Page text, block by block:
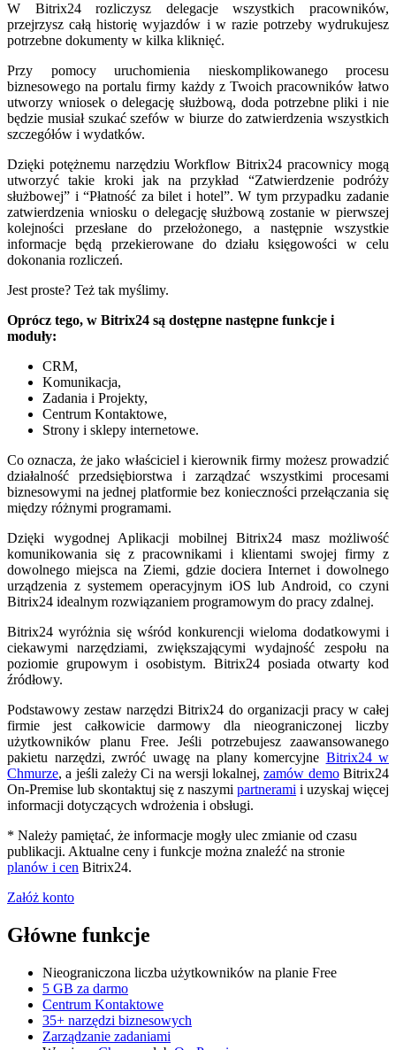
W Bitrix24 rozliczysz delegacje wszystkich pracowników,
przejrzysz całą historię wyjazdów i w razie potrzeby wydrukujesz
potrzebne dokumenty w kilka kliknięć.
Przy pomocy uruchomienia nieskomplikowanego procesu
biznesowego na portalu firmy każdy z Twoich pracowników łatwo
utworzy wniosek o delegację służbową, doda potrzebne pliki i nie
będzie musiał szukać szefów w biurze do zatwierdzenia wszystkich
szczegółów i wydatków.
Dzięki potężnemu narzędziu Workflow Bitrix24 pracownicy mogą
utworzyć takie kroki jak na przykład “Zatwierdzenie podróży
służbowej” i “Płatność za bilet i hotel”. W tym przypadku zadanie
zatwierdzenia wniosku o delegację służbową zostanie w pierwszej
kolejności przesłane do przełożonego, a następnie wszystkie
informacje będą przekierowane do działu księgowości w celu
dokonania rozliczeń.
Jest proste? Też tak myślimy.
Oprócz tego, w Bitrix24 są dostępne następne funkcje i
moduły:
CRM,
Komunikacja,
Zadania i Projekty,
Centrum Kontaktowe,
Strony i sklepy internetowe.
Co oznacza, że jako właściciel i kierownik firmy możesz prowadzić
działalność przedsiębiorstwa i zarządzać wszystkimi procesami
biznesowymi na jednej platformie bez konieczności przełączania się
między różnymi programami.
Dzięki wygodnej Aplikacji mobilnej Bitrix24 masz możliwość
komunikowania się z pracownikami i klientami swojej firmy z
dowolnego miejsca na Ziemi, gdzie dociera Internet i dowolnego
urządzenia z systemem operacyjnym iOS lub Android, co czyni
Bitrix24 idealnym rozwiązaniem programowym do pracy zdalnej.
Bitrix24 wyróżnia się wśród konkurencji wieloma dodatkowymi i
ciekawymi narzędziami, zwiększającymi wydajność zespołu na
poziomie grupowym i osobistym. Bitrix24 posiada otwarty kod
źródłowy.
Podstawowy zestaw narzędzi Bitrix24 do organizacji pracy w całej
firmie jest całkowicie darmowy dla nieograniczonej liczby
użytkowników planu Free. Jeśli potrzebujesz zaawansowanego
pakietu narzędzi, zwróć uwagę na plany komercyjne Bitrix24 w
Chmurze, a jeśli zależy Ci na wersji lokalnej,zamów demoBitrix24
On-Premise lub skontaktuj się z naszymi partnerami i uzyskaj więcej
informacji dotyczących wdrożenia i obsługi.
* Należy pamiętać, że informacje mogły ulec zmianie od czasu
publikacji. Aktualne ceny i funkcje można znaleźć na stronie
planów i cen Bitrix24.
Załóż konto
Główne funkcje
Nieograniczona liczba użytkowników na planie Free
5 GB za darmo
Centrum Kontaktowe
35+ narzędzi biznesowych
Zarządzanie zadaniami